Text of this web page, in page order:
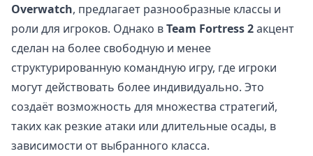
Overwatch, предлагает разнообразные классы и
роли для игроков. Однако вTeam Fortress 2акцент
сделан на более свободную и менее
структурированную командную игру, где игроки
могут действовать более индивидуально. Это
создаёт возможность для множества стратегий,
таких как резкие атаки или длительные осады, в
зависимости от выбранного класса.